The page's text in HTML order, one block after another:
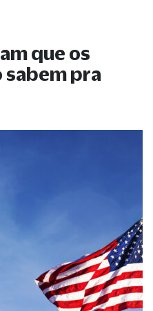
que os
sabem pra